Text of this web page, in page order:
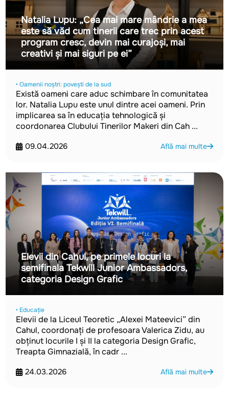
Natalia Lupu: „Cea mai mare mândrie a mea
este să văd cum tinerii care trec prin acest
program cresc, devin mai curajoși, mai
creativi și mai siguri pe ei”
‣ Oamenii noștri: povești de la sud
Există oameni care aduc schimbare în comunitatea
lor. Natalia Lupu este unul dintre acei oameni. Prin
implicarea sa în educația tehnologică și
coordonarea Clubului Tinerilor Makeri din Cah ...
09.04.2026 Află mai multe
Elevii din Cahul, pe primele locuri la
semifinala Tekwill Junior Ambassadors,
categoria Design Grafic
‣ Educație
Elevii de la Liceul Teoretic „Alexei Mateevici” din
Cahul, coordonați de profesoara Valerica Zidu, au
obținut locurile I și II la categoria Design Grafic,
Treapta Gimnazială, în cadr ...
24.03.2026 Află mai multe